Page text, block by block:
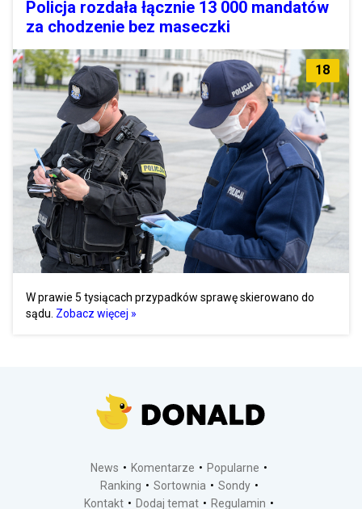
Policja rozdała łącznie 13 000 mandatów
za chodzenie bez maseczki
18
W prawie 5 tysiącach przypadków sprawę skierowano do
sądu. Zobacz więcej »
News Komentarze
Popularne
Ranking
Sortownia
Sondy
Kontakt
Dodaj temat Regulamin